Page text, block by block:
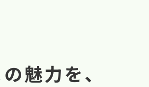
魅力を、